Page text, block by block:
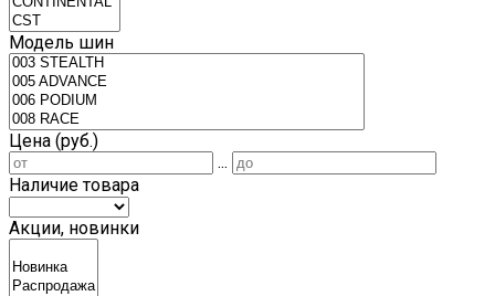
Модель шин
Цена (руб.)
...
Наличие товара
Акции, новинки